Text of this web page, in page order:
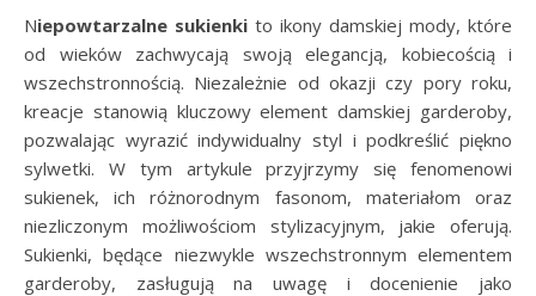
Niepowtarzalne sukienki to ikony damskiej mody, które
od wieków zachwycają swoją elegancją, kobiecością i
wszechstronnością. Niezależnie od okazji czy pory roku,
kreacje stanowią kluczowy element damskiej garderoby,
pozwalając wyrazić indywidualny styl i podkreślić piękno
sylwetki. W tym artykule przyjrzymy się fenomenowi
sukienek, ich różnorodnym fasonom, materiałom oraz
niezliczonym możliwościom stylizacyjnym, jakie oferują.
Sukienki, będące niezwykle wszechstronnym elementem
garderoby, zasługują na uwagę i docenienie jako